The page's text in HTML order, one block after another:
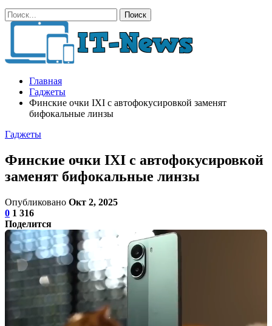
Главная
Гаджеты
Финские очки IXI с автофокусировкой заменят
бифокальные линзы
Гаджеты
Финские очки IXI с автофокусировкой
заменят бифокальные линзы
Опубликовано Окт 2, 2025
0 1 316
Поделится